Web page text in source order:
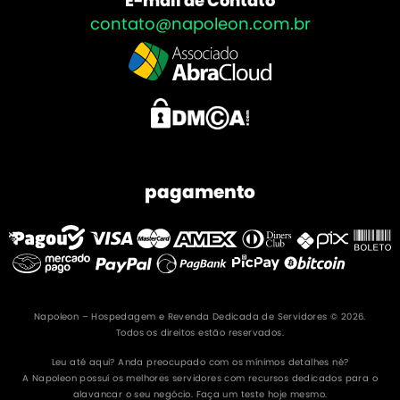
contato@napoleon.com.br
pagamento
Napoleon – Hospedagem e Revenda Dedicada de Servidores © 2026.
Todos os direitos estão reservados.
Leu até aqui? Anda preocupado com os mínimos detalhes né?
A Napoleon possuí os melhores servidores com recursos dedicados para o
alavancar o seu negócio. Faça um teste hoje mesmo.